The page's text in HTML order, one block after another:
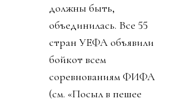
должны быть,
объединилась. Все 55
стран УЕФА объявили
бойкот всем
соревнованиям ФИФА
(см. «Посыл в пешее